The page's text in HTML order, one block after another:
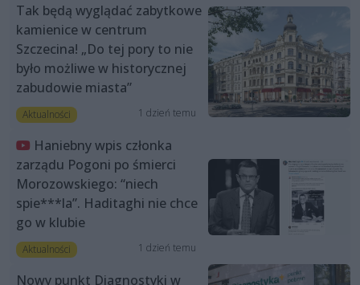
Tak będą wyglądać zabytkowe
kamienice w centrum
Szczecina! „Do tej pory to nie
było możliwe w historycznej
zabudowie miasta”
Aktualności 1 dzień temu
Haniebny wpis członka
zarządu Pogoni po śmierci
Morozowskiego: “niech
spie***la”. Haditaghi nie chce
go w klubie
Aktualności 1 dzień temu
Nowy punkt Diagnostyki w